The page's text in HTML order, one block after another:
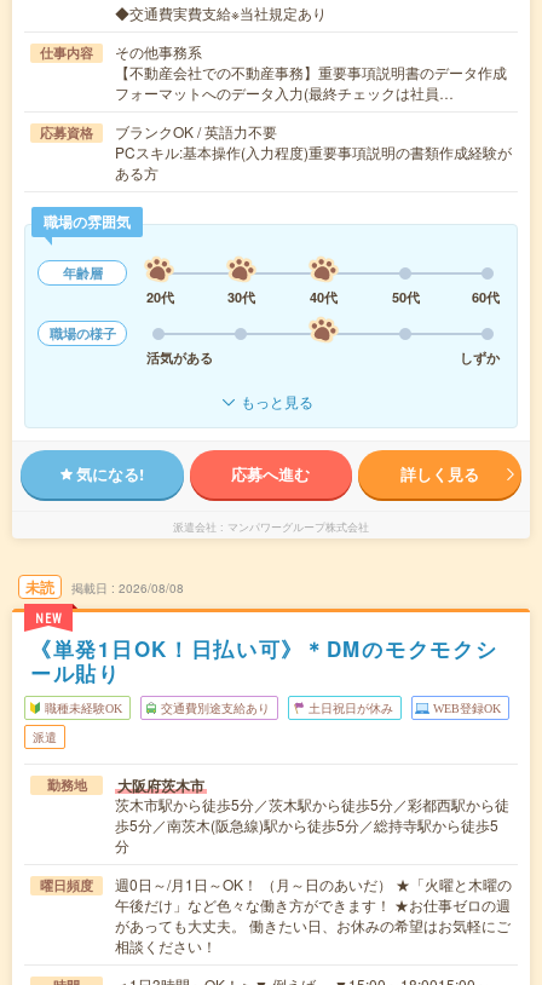
◆交通費実費支給※当社規定あり
仕事内容
その他事務系
【不動産会社での不動産事務】重要事項説明書のデータ作成
フォーマットへのデータ入力(最終チェックは社員…
応募資格
ブランクOK / 英語力不要
PCスキル:基本操作(入力程度)重要事項説明の書類作成経験が
ある方
職場の雰囲気
年齢層
20代
30代 40代 50代
60代
職場の様子
活気がある
しずか
もっと見る
気になる! 応募へ進む 詳しく見る
派遣会社 マンパワーグループ株式会社
未読
NEW
掲載日 2026/08/08
《単発1日OK！日払い可》＊DMのモクモクシ
ール貼り
職種未経験OK 交通費別途支給あり 土日祝日が休み WEB登録OK
派遣
勤務地 大阪府茨木市
茨木市駅から徒歩5分／茨木駅から徒歩5分／彩都西駅から徒
歩5分／南茨木(阪急線)駅から徒歩5分／総持寺駅から徒歩5
分
曜日頻度
週0日～/月1日～OK！ （月～日のあいだ） ★「火曜と木曜の
午後だけ」など色々な働き方ができます！ ★お仕事ゼロの週
があっても大丈夫。 働きたい日、お休みの希望はお気軽にご
相談ください！